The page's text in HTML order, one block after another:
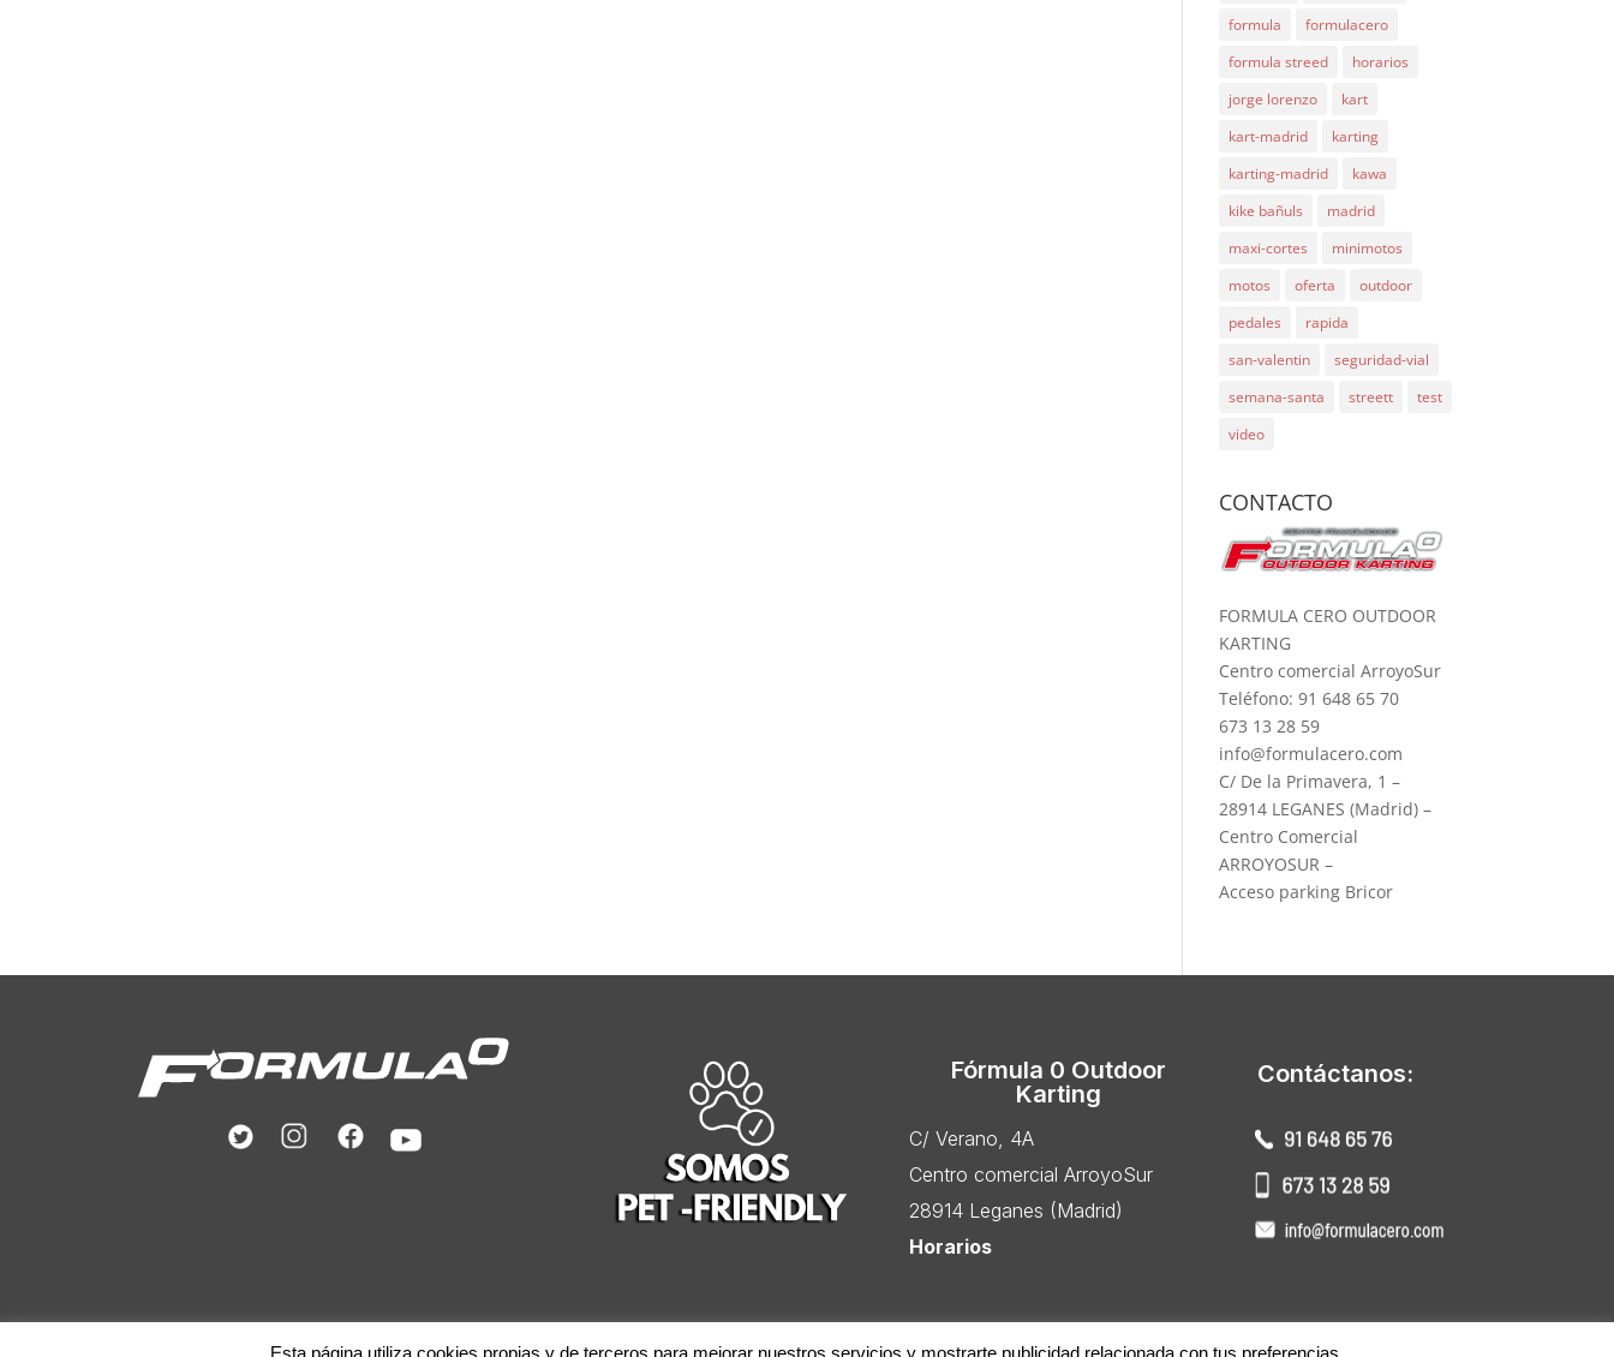
formula
formulacero
formula streed
horarios
jorge lorenzo
kart
kart-madrid
karting
karting-madrid
kawa
kike bañuls
madrid
maxi-cortes
minimotos
motos
oferta
outdoor
pedales
rapida
san-valentin
seguridad-vial
semana-santa
streett
test
video
CONTACTO
FORMULA CERO OUTDOOR
KARTING
Centro comercial ArroyoSur
Teléfono: 91 648 65 70
673 13 28 59
info@formulacero.com
C/ De la Primavera, 1 –
28914 LEGANES (Madrid) –
Centro Comercial
ARROYOSUR –
Acceso parking Bricor
Fórmula 0 Outdoor
Karting
C/ Verano, 4A
Centro comercial ArroyoSur
28914 Leganes (Madrid)
Horarios
Contáctanos:
Esta página utiliza cookies propias y de terceros para mejorar nuestros servicios y mostrarte publicidad relacionada con tus preferencias.